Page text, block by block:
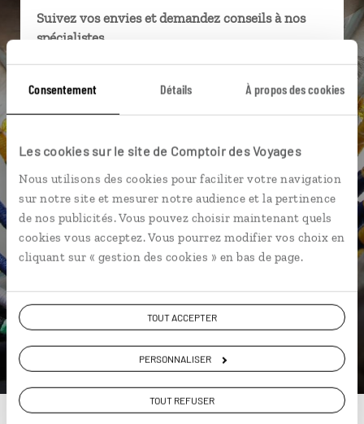
Consentement Détails À propos des cookies
Les cookies sur le site de Comptoir des Voyages
Nous utilisons des cookies pour faciliter votre navigation
sur notre site et mesurer notre audience et la pertinence
de nos publicités. Vous pouvez choisir maintenant quels
cookies vous acceptez. Vous pourrez modifier vos choix en
cliquant sur « gestion des cookies » en bas de page.
TOUT ACCEPTER
PERSONNALISER
TOUT REFUSER
Suivez vos envies et demandez conseils à nos
spécialistes
près de vos envies et de la réalité du pays.
Échangez en face à face ou depuis nos studios
téléphone.
Vous gardez le même interlocuteur avant,
pendant et après votre voyage.
DEMANDER UN DEVIS
ou
Construisez votre voyage avec un spécialiste Canada
01 85 08 22 90